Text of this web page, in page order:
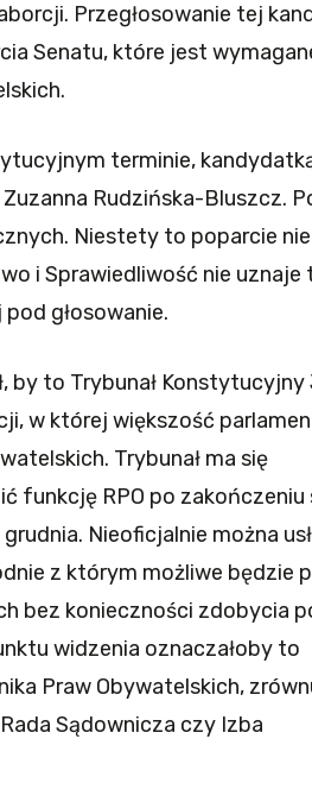
Przegłosowanie tej
Senatu, które jest
terminie,
Rudzińska-Bluszcz.
Niestety to poparcie nie
i Sprawiedliwość nie uznaje
głosowanie.
by to Trybunał Konstytucyjny
w której większość
Trybunał ma się
funkcję RPO po zakończeniu
Nieoficjalnie można
z którym możliwe będzie
bez konieczności zdobycia
widzenia oznaczałoby to
Praw Obywatelskich,
Sądownicza czy Izba